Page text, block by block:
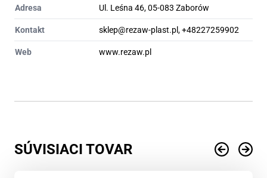
Adresa Ul. Leśna 46, 05-083 Zaborów
Kontakt sklep@rezaw-plast.pl, +48227259902
Web www.rezaw.pl
SÚVISIACI TOVAR